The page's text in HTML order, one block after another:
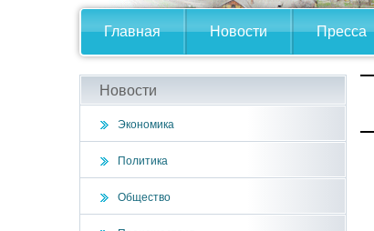
Главная Новости Пресса
Новости
Экономика
Политика
Общество